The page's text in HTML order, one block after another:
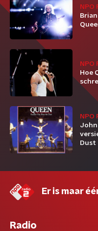
NPO
NPO
Hoe
NPO
Dust
Er is maar
Radio